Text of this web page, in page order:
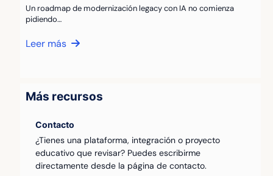
Un roadmap de modernización legacy con IA no comienza
pidiendo…
Leer más
Más recursos
Contacto
¿Tienes una plataforma, integración o proyecto
educativo que revisar? Puedes escribirme
directamente desde la página de contacto.